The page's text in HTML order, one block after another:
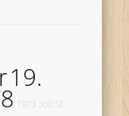
19.
1973 300 SE